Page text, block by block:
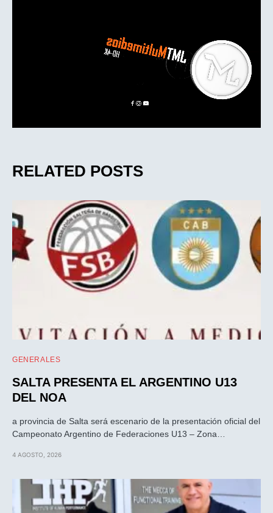
RELATED POSTS
GENERALES
SALTA PRESENTA EL ARGENTINO U13
DEL NOA
a provincia de Salta será escenario de la presentación oficial del
Campeonato Argentino de Federaciones U13 – Zona…
4 AGOSTO, 2026